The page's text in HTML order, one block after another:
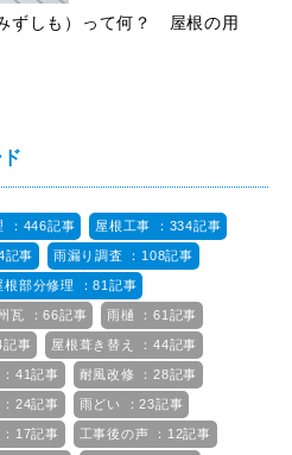
ずしも）って何？ 屋根の用
：446記事 屋根工事 ：334記事
記事 雨漏り調査 ：108記事
根部分修理 ：81記事
瓦 ：66記事 雨樋 ：61記事
記事 屋根葺き替え ：44記事
41記事 耐風改修 ：28記事
24記事 雨どい ：23記事
17記事 工事後の声 ：12記事